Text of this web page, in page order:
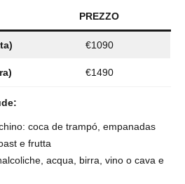
PREZZO
€1090
€1490
coca de trampó, empanadas
e frutta
acqua, birra, vino o cava e